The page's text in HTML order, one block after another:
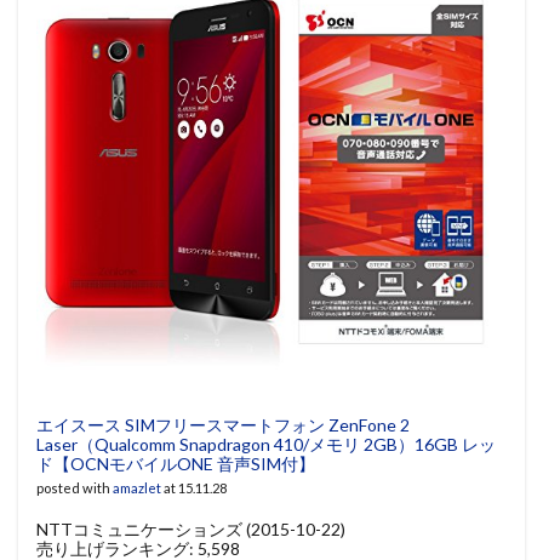
エイスース SIMフリースマートフォン ZenFone 2
Laser（Qualcomm Snapdragon 410/メモリ 2GB）16GB レッ
ド【OCNモバイルONE 音声SIM付】
posted with amazletat 15.11.28
NTTコミュニケーションズ (2015-10-22)
売り上げランキング: 5,598